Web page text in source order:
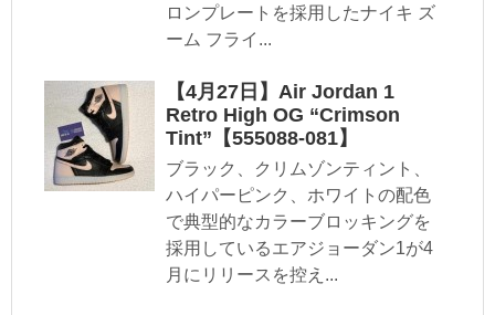
ロンプレートを採用したナイキ ズ
ーム フライ...
【4月27日】Air Jordan 1
Retro High OG “Crimson
Tint”【555088-081】
ブラック、クリムゾンティント、
ハイパーピンク、ホワイトの配色
で典型的なカラーブロッキングを
採用しているエアジョーダン1が4
月にリリースを控え...